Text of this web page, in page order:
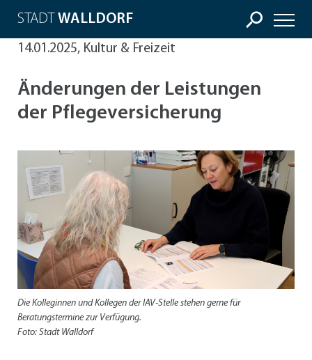
STADT WALLDORF
14.01.2025, Kultur & Freizeit
Änderungen der Leistungen
der Pflegeversicherung
Die Kolleginnen und Kollegen der IAV-Stelle stehen gerne für
Beratungstermine zur Verfügung.
Foto: Stadt Walldorf